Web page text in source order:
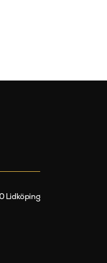
Lidköping